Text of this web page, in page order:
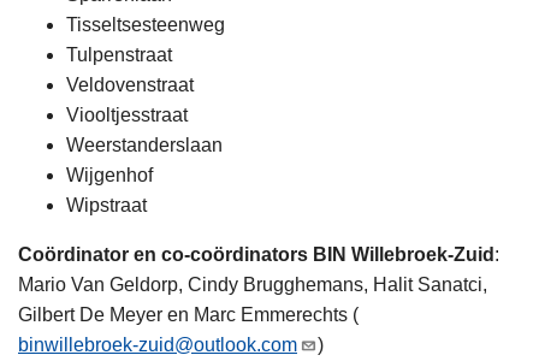
Tisseltsesteenweg
Tulpenstraat
Veldovenstraat
Viooltjesstraat
Weerstanderslaan
Wijgenhof
Wipstraat
Coördinator en co-coördinators BIN Willebroek-Zuid :
Mario Van Geldorp, Cindy Brugghemans, Halit Sanatci,
Gilbert De Meyer en Marc Emmerechts (
binwillebroek-zuid@outlook.com
)